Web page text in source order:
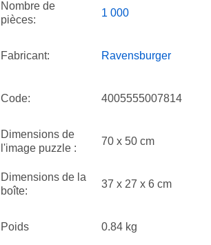
Nombre de
pièces:
1 000
Fabricant: Ravensburger
Code: 4005555007814
Dimensions de
l'image puzzle :
70 x 50 cm
Dimensions de la
boîte:
37 x 27 x 6 cm
Poids 0.84 kg